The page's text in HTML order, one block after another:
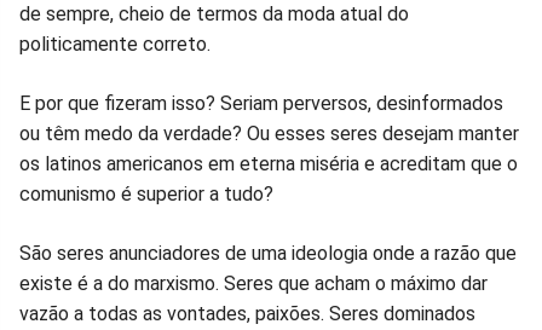
de sempre, cheio de termos da moda atual do
politicamente correto.
E por que fizeram isso? Seriam perversos, desinformados
ou têm medo da verdade? Ou esses seres desejam manter
os latinos americanos em eterna miséria e acreditam que o
comunismo é superior a tudo?
São seres anunciadores de uma ideologia onde a razão que
existe é a do marxismo. Seres que acham o máximo dar
vazão a todas as vontades, paixões. Seres dominados